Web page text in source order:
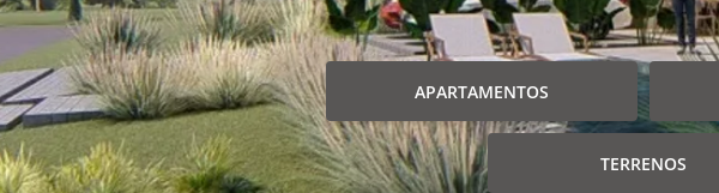
APARTAMENTOS
TERRENOS